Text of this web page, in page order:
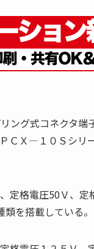
ング式コネクタ
ＣＸ―１０Ｓシ
定格電圧50Ｖ、
を搭載している。